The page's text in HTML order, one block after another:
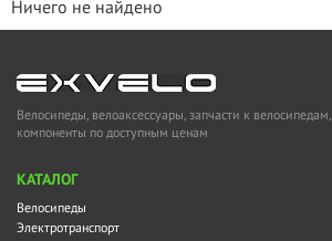
Ничего не найдено
Велосипеды, велоаксессуары, запчасти к велосипедам,
компоненты по доступным ценам
KАТАЛОГ
Велосипеды
Электротранспорт